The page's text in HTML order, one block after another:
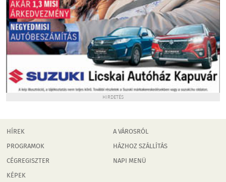
HIRDETÉS
HÍREK
PROGRAMOK
CÉGREGISZTER
KÉPEK
A VÁROSRÓL
HÁZHOZ SZÁLLÍTÁS
NAPI MENÜ